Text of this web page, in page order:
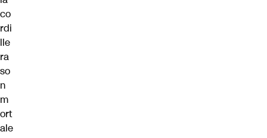
co
rdi
lle
ra
so
n
m
ort
ale